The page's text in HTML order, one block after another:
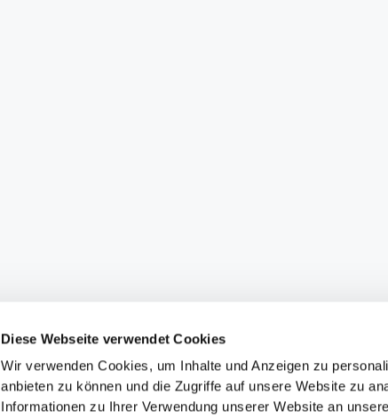
Diese Webseite verwendet Cookies
Wir verwenden Cookies, um Inhalte und Anzeigen zu
anbieten zu können und die Zugriffe auf unsere Website zu
Informationen zu Ihrer Verwendung unserer Website an